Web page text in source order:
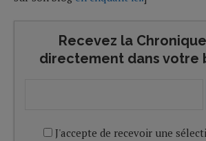
Recevez la
directement dans votre
J'accepte de recevoir une